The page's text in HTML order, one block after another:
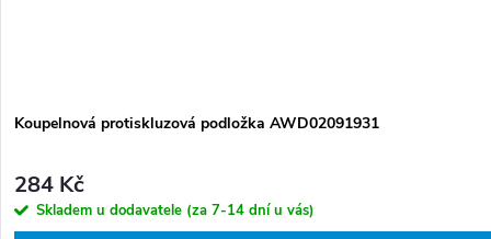
Koupelnová protiskluzová podložka AWD02091931
284 Kč
Skladem u dodavatele (za 7-14 dní u vás)